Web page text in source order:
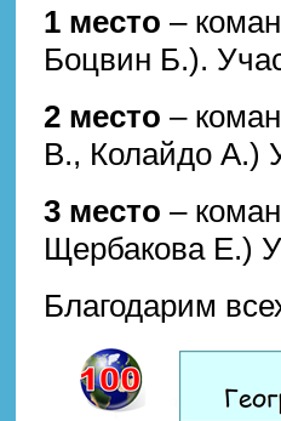
1 место –
Боцвин Б.).
2 место –
В., Колайдо А.)
3 место –
Щербакова Е.)
Благодарим